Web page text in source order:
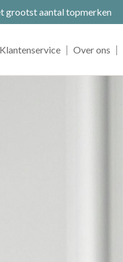
grootst aantal topmerken
Klantenservice | Over ons |